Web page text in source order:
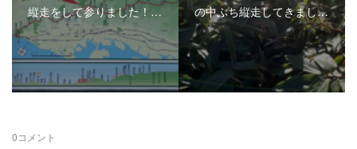
縦走をして参りました！…
の中ぷち縦走してきまし…
0コメント